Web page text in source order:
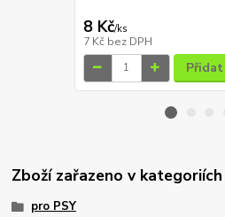
8 Kč/ks
7 Kč bez DPH
Zboží zařazeno v kategoriích
pro PSY